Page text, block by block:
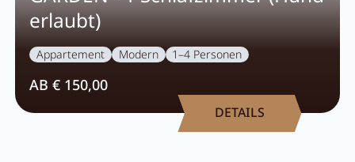
Wellness im Überblick
AQUAlpin
SPAlpin
erlaubt)
Appartement Modern 1–4 Personen
AB € 150,00
DETAILS